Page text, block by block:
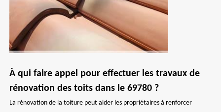
À qui faire appel pour effectuer les travaux de
rénovation des toits dans le 69780 ?
La rénovation de la toiture peut aider les propriétaires à renforcer